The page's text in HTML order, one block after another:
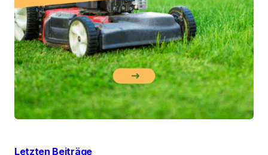
Letzten Beiträge